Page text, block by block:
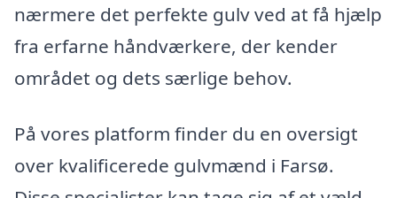
nærmere det perfekte gulv ved at få hjælp
fra erfarne håndværkere, der kender
området og dets særlige behov.
På vores platform finder du en oversigt
over kvalificerede gulvmænd i Farsø.